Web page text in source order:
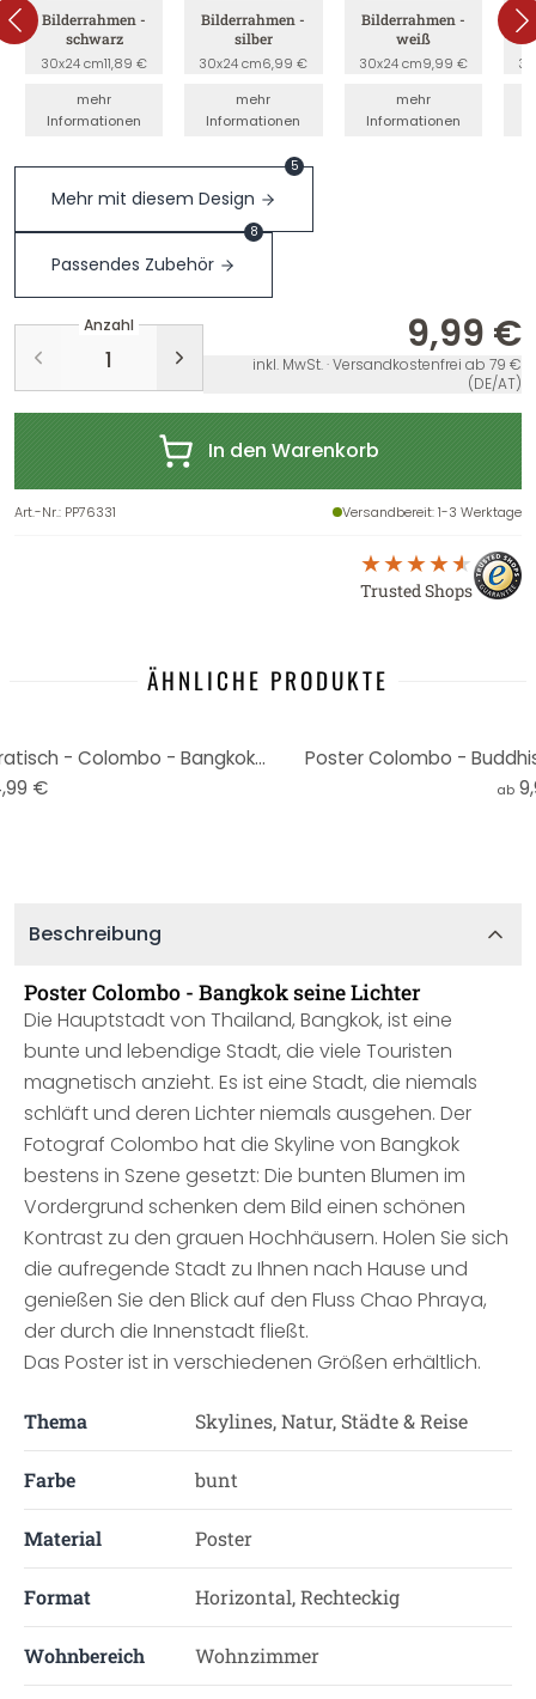
Bilderrahmen -
schwarz
30x24 cm11,89 €
mehr
Informationen
Bilderrahmen -
silber
30x24 cm6,99 €
mehr
Informationen
Bilderrahmen -
weiß
30x24 cm9,99 €
mehr
Informationen
Mehr mit diesem Design
5
Passendes Zubehör
8
Anzahl 9,99 €
inkl. MwSt. · Versandkostenfrei ab 79 €
(DE/AT)
In den Warenkorb
Art.-Nr.: PP76331 Versandbereit: 1-3 Werktage
Trusted Shops
ÄHNLICHE PRODUKTE
3D Wandtattoo Fenster quadratisch - Colombo - Bangkok und seine Lichter
€
Poster Colombo -
ab
Beschreibung
Poster Colombo - Bangkok seine Lichter
Die Hauptstadt von Thailand, Bangkok, ist eine
bunte und lebendige Stadt, die viele Touristen
magnetisch anzieht. Es ist eine Stadt, die niemals
schläft und deren Lichter niemals ausgehen. Der
Fotograf Colombo hat die Skyline von Bangkok
bestens in Szene gesetzt: Die bunten Blumen im
Vordergrund schenken dem Bild einen schönen
Kontrast zu den grauen Hochhäusern. Holen Sie sich
die aufregende Stadt zu Ihnen nach Hause und
genießen Sie den Blick auf den Fluss Chao Phraya,
der durch die Innenstadt fließt.
Das Poster ist in verschiedenen Größen erhältlich.
Thema Skylines, Natur, Städte & Reise
Farbe bunt
Material Poster
Format Horizontal, Rechteckig
Wohnbereich Wohnzimmer